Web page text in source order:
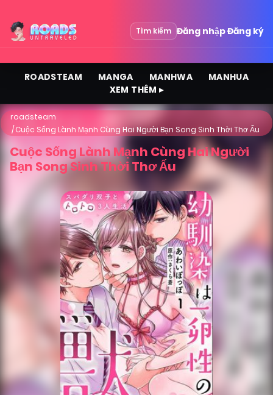
Tìm kiếm Đăng nhậpĐăng ký
ROADSTEAM MANGA MANHWA
MANHUA
XEM THÊM ▸
roadsteam
Cuộc Sống Lành Mạnh Cùng Hai Người Bạn Song Sinh Thời Thơ Ấu
Cuộc Sống Lành Mạnh Cùng Hai Người
Bạn Song Sinh Thời Thơ Ấu